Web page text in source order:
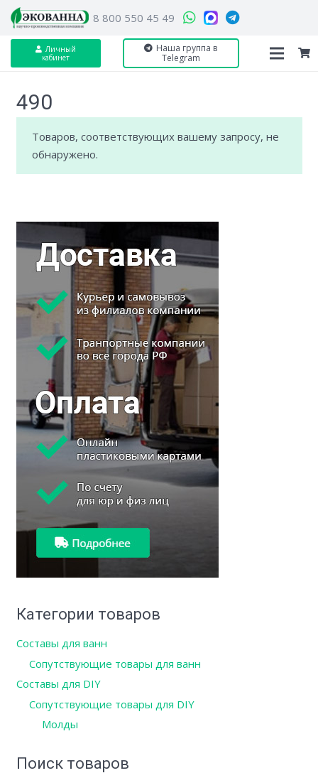
8 800 550 45 49
Личный
кабинет
Наша группа в
Telegram
490
Товаров, соответствующих вашему запросу, не
обнаружено.
Категории товаров
Составы для ванн
Сопутствующие товары для ванн
Составы для DIY
Сопутствующие товары для DIY
Молды
Поиск товаров